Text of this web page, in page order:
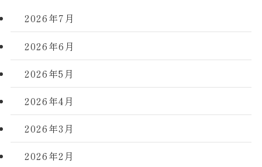
2026年7月
2026年6月
2026年5月
2026年4月
2026年3月
2026年2月